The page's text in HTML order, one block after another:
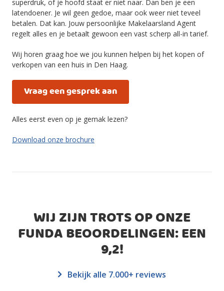
superdruk, of je hoofd staat er niet naar. Dan ben je een
latendoener. Je wil geen gedoe, maar ook weer niet teveel
betalen. Dat kan. Jouw persoonlijke Makelaarsland Agent
regelt alles en je betaalt gewoon een vast scherp all-in tarief.
Wij horen graag hoe we jou kunnen helpen bij het kopen of
verkopen van een huis in Den Haag.
Vraag een gesprek aan
Alles eerst even op je gemak lezen?
Download onze brochure
WIJ ZIJN TROTS OP ONZE
FUNDA BEOORDELINGEN: EEN
9,2!
Bekijk alle 7.000+ reviews